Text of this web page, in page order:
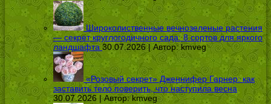
Широколиственные вечнозеленые растения
— секрет круглогодичного сада: 8 сортов для яркого
ландшафта 30.07.2026 | Автор:kmveg
«Розовый секрет» Дженнифер Гарнер: как
заставить тело поверить, что наступила весна
30.07.2026 | Автор:kmveg